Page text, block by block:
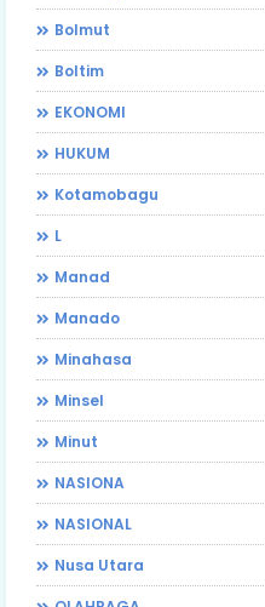
Bolmut
Boltim
EKONOMI
HUKUM
Kotamobagu
L
Manad
Manado
Minahasa
Minsel
Minut
NASIONA
NASIONAL
Nusa Utara